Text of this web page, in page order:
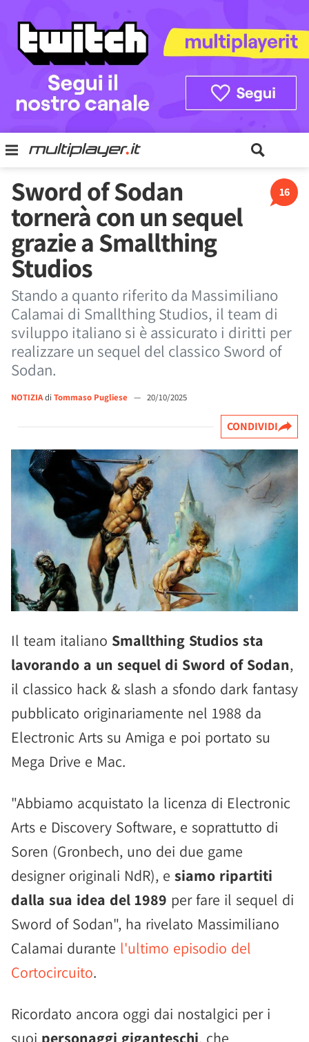
16
Sword of Sodan
tornerà con un sequel
grazie a Smallthing
Studios
Stando a quanto riferito da Massimiliano
Calamai di Smallthing Studios, il team di
sviluppo italiano si è assicurato i diritti per
realizzare un sequel del classico Sword of
Sodan.
NOTIZIAdi Tommaso Pugliese — 20/10/2025
CONDIVIDI
Il team italiano Smallthing Studios sta
lavorando a un sequel di Sword of Sodan,
il classico hack & slash a sfondo dark fantasy
pubblicato originariamente nel 1988 da
Electronic Arts su Amiga e poi portato su
Mega Drive e Mac.
"Abbiamo acquistato la licenza di Electronic
Arts e Discovery Software, e soprattutto di
Soren (Gronbech, uno dei due game
designer originali NdR), e siamo ripartiti
dalla sua idea del 1989 per fare il sequel di
Sword of Sodan", ha rivelato Massimiliano
Calamai durante l'ultimo episodio del
Cortocircuito.
Ricordato ancora oggi dai nostalgici per i
suoi personaggi giganteschi, che